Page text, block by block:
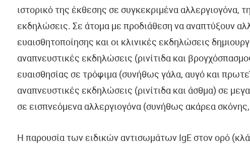
ιστορικό της έκθεσης σε συγκεκριμένα αλλεργιογόνα,
εκδηλώσεις. Σε άτομα με προδιάθεση να αναπτύξουν
ευαισθητοποίησης και οι κλινικές εκδηλώσεις
αναπνευστικές εκδηλώσεις (ρινίτιδα και
ευαισθησίας σε τρόφιμα (συνήθως γάλα, αυγό και
αναπνευστικές εκδηλώσεις (ρινίτιδα και άσθμα) σε
σε εισπνεόμενα αλλεργιογόνα (συνήθως ακάρεα
Η παρουσία των ειδικών αντισωμάτων IgE στον ορό